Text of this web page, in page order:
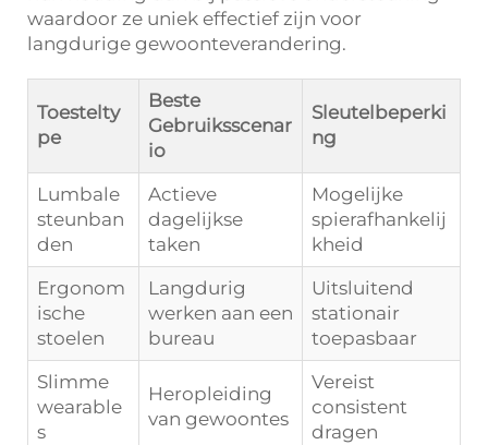
waardoor ze uniek effectief zijn voor
langdurige gewoonteverandering.
Toestelty
pe
Beste
Gebruiksscenar
io
Sleutelbeperki
ng
Lumbale
steunban
den
Actieve
dagelijkse
taken
Mogelijke
spierafhankelij
kheid
Ergonom
ische
stoelen
Langdurig
werken aan een
bureau
Uitsluitend
stationair
toepasbaar
Slimme
wearable
s
Heropleiding
van gewoontes
Vereist
consistent
dragen